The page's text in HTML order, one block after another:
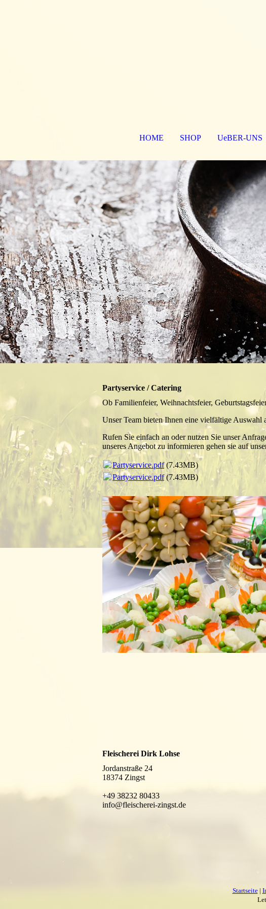
HOME SHOP UeBER-UNS
Partyservice / Catering
Ob Familienfeier, Weihnachtsfeier,
Unser Team bieten Ihnen eine vielfältige
Rufen Sie einfach an oder nutzen Sie unser
unseres Angebot zu informieren gehen sie auf
Partyservice.pdf(7.43MB)
Partyservice.pdf(7.43MB)
Fleischerei Dirk Lohse
Jordanstraße 24
18374 Zingst
+49 38232 80433
info@fleischerei-zingst.de
Startseite|